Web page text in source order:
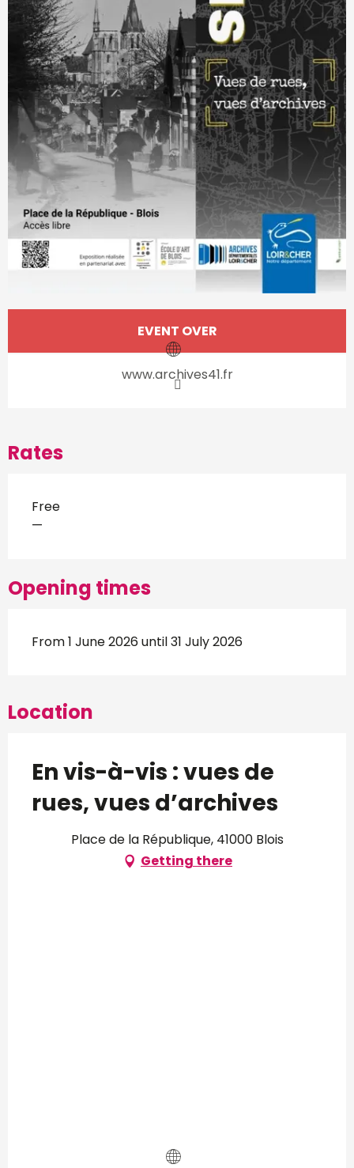
Opening hours & contact
EVENT OVER
www.archives41.fr
Rates
Free
—
Opening times
From 1 June 2026 until 31 July 2026
Location
En vis-à-vis : vues de
rues, vues d’archives
Place de la République, 41000 Blois
Getting there